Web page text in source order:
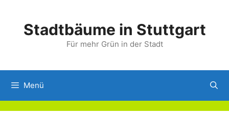
Stadtbäume in Stuttgart
Für mehr Grün in der Stadt
Menü